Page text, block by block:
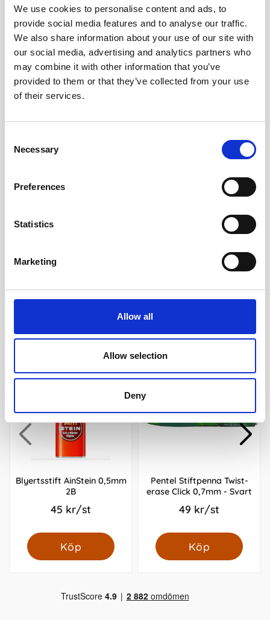
We use cookies to personalise content and ads, to
provide social media features and to analyse our traffic.
We also share information about your use of our site with
our social media, advertising and analytics partners who
may combine it with other information that you’ve
provided to them or that they’ve collected from your use
of their services.
Selection
Necessary
Preferences
Statistics
Marketing
Allow all
Allow selection
Deny
Andra tittade även på
Pennvässare Bantex
10 kr/st
Radergummi Actual
Andra köpte även
Blyertsstift AinStein 0,5mm
2B
45 kr/st
Köp
Pentel Stiftpenna Twist-
erase Click 0,7mm - Svart
49 kr/st
Köp